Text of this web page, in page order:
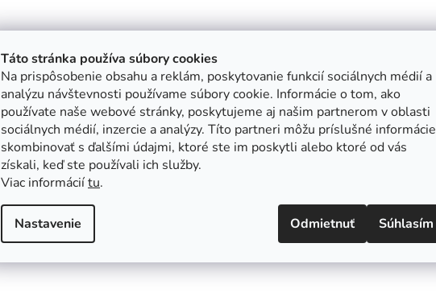
Táto stránka používa súbory cookies
Na prispôsobenie obsahu a reklám, poskytovanie funkcií sociálnych médií a
analýzu návštevnosti používame súbory cookie. Informácie o tom, ako
používate naše webové stránky, poskytujeme aj našim partnerom v oblasti
sociálnych médií, inzercie a analýzy. Títo partneri môžu príslušné informácie
skombinovať s ďalšími údajmi, ktoré ste im poskytli alebo ktoré od vás
získali, keď ste používali ich služby.
Viac informáciítu.
Nastavenie Odmietnuť Súhlasím